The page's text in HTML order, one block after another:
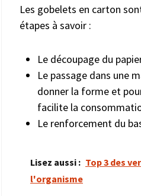
Les gobelets en carton
étapes à savoir :
Le découpage du
Le passage dans une
donner la forme et
facilite la
Le renforcement du
Lisez aussi : Top 3 des
l'organisme